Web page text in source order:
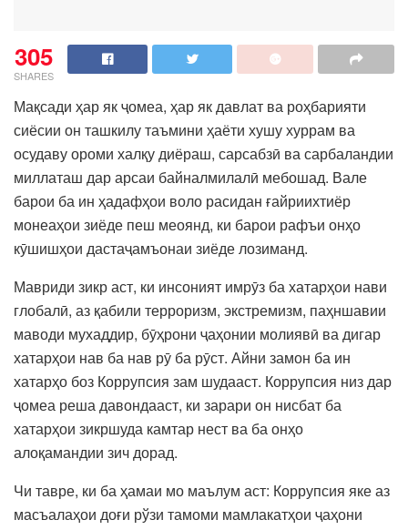
305
SHARES
Мақсади ҳар як ҷомеа, ҳар як давлат ва роҳбарияти
сиёсии он ташкилу таъмини ҳаёти хушу хуррам ва
осудаву ороми халқу диёраш, сарсабзӣ ва сарбаландии
миллаташ дар арсаи байналмилалӣ мебошад. Вале
барои ба ин ҳадафҳои воло расидан ғайриихтиёр
монеаҳои зиёде пеш меоянд, ки барои рафъи онҳо
кӯшишҳои дастаҷамъонаи зиёде лозиманд.
Мавриди зикр аст, ки инсоният имрӯз ба хатарҳои нави
глобалӣ, аз қабили терроризм, экстремизм, паҳншавии
маводи мухаддир, бӯҳрони ҷаҳонии молиявӣ ва дигар
хатарҳои нав ба нав рӯ ба рӯст. Айни замон ба ин
хатарҳо боз Коррупсия зам шудааст. Коррупсия низ дар
ҷомеа реша давондааст, ки зарари он нисбат ба
хатарҳои зикршуда камтар нест ва ба онҳо
алоқамандии зич дорад.
Чи тавре, ки ба ҳамаи мо маълум аст: Коррупсия яке аз
масъалаҳои доғи рўзи тамоми мамлакатҳои ҷаҳони